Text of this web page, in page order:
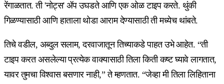
रेंगाळतात. ती 'नोट्स' ॲप उघडते आणि एक ओळ टाइप करते. थुंकी
गिळण्यासाठी आणि हाताला थोडा आराम देण्यासाठी ती मध्येच थांबते.
तिचे वडील, अब्दुल सलाम, दरवाजातून तिच्याकडे पाहत उभे आहेत. “ती
टाइप करत असलेल्या प्रत्येक वाक्यासाठी तिला किती कष्ट घ्यावे लागतात,
यावर तुमचा विश्वास बसणार नाही,” ते म्हणतात. “जेव्हा मी तिला लिहिताना